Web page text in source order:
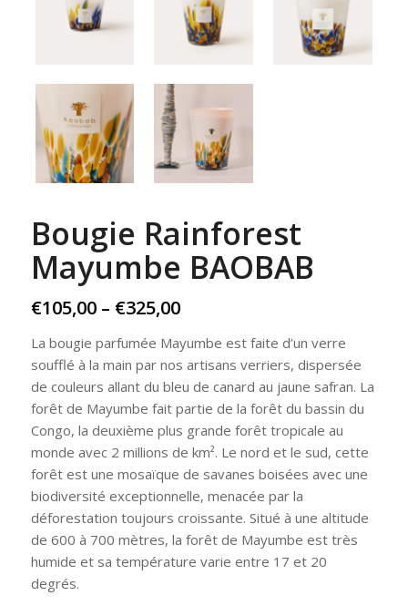
Bougie Rainforest
Mayumbe BAOBAB
€105,00 – €325,00Price
€105,00
through
€325,00
La bougie parfumée Mayumbe est faite d’un verre
soufflé à la main par nos artisans verriers, dispersée
de couleurs allant du bleu de canard au jaune safran. La
forêt de Mayumbe fait partie de la forêt du bassin du
Congo, la deuxième plus grande forêt tropicale au
monde avec 2 millions de km². Le nord et le sud, cette
forêt est une mosaïque de savanes boisées avec une
biodiversité exceptionnelle, menacée par la
déforestation toujours croissante. Situé à une altitude
de 600 à 700 mètres, la forêt de Mayumbe est très
humide et sa température varie entre 17 et 20
degrés.